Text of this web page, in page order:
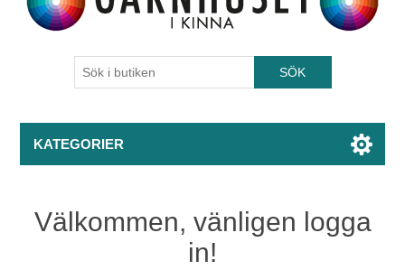
KATEGORIER
Välkommen, vänligen logga
in!